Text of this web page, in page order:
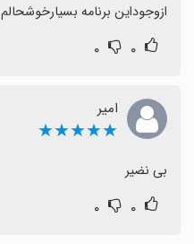
ازوجوداین برنامه بسیارخوشحالم
۰ ۰
امیر
★★★★★
بی نضیر
۰ ۰